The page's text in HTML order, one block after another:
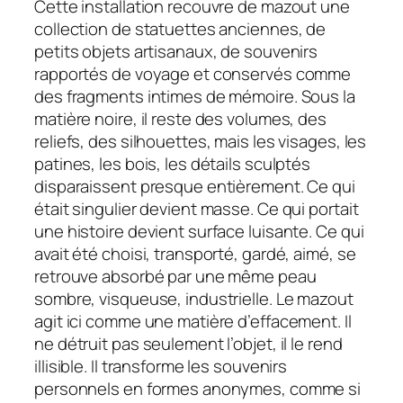
Cette installation recouvre de mazout une
collection de statuettes anciennes, de
petits objets artisanaux, de souvenirs
rapportés de voyage et conservés comme
des fragments intimes de mémoire. Sous la
matière noire, il reste des volumes, des
reliefs, des silhouettes, mais les visages, les
patines, les bois, les détails sculptés
disparaissent presque entièrement. Ce qui
était singulier devient masse. Ce qui portait
une histoire devient surface luisante. Ce qui
avait été choisi, transporté, gardé, aimé, se
retrouve absorbé par une même peau
sombre, visqueuse, industrielle. Le mazout
agit ici comme une matière d’effacement. Il
ne détruit pas seulement l’objet, il le rend
illisible. Il transforme les souvenirs
personnels en formes anonymes, comme si